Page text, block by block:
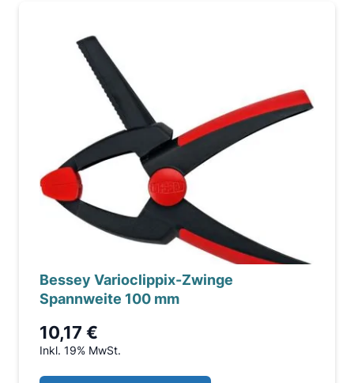
Bessey Varioclippix-Zwinge
Spannweite 100 mm
10,17 €
Inkl. 19% MwSt.